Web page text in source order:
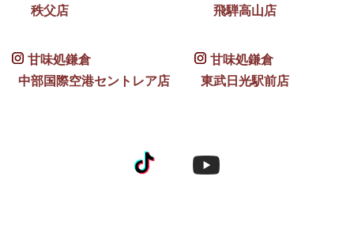
秩父店
飛騨高山店
甘味処鎌倉
中部国際空港セントレア店
甘味処鎌倉
東武日光駅前店